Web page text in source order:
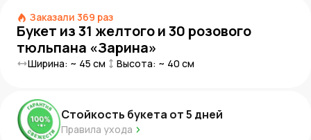
Заказали 369 раз
Букет из 31 желтого и 30 розового
тюльпана «Зарина»
Ширина: ~ 45 см Высота: ~ 40 см
Стойкость букета от5 дней
Правила ухода